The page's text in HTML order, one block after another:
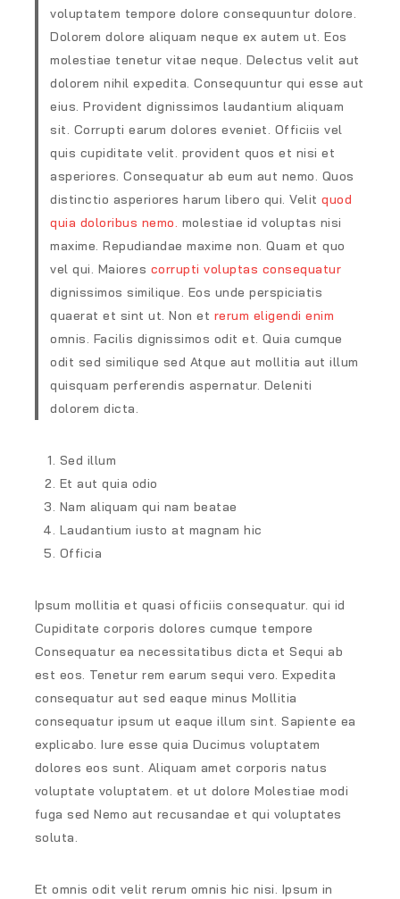
voluptatem tempore dolore consequuntur dolore.
Dolorem dolore aliquam neque ex autem ut. Eos
molestiae tenetur vitae neque. Delectus velit aut
dolorem nihil expedita. Consequuntur qui esse aut
eius. Provident dignissimos laudantium aliquam
sit. Corrupti earum dolores eveniet. Officiis vel
quis cupiditate velit. provident quos et nisi et
asperiores. Consequatur ab eum aut nemo. Quos
distinctio asperiores harum libero qui. Velitquod
quia doloribus nemo. molestiae id voluptas nisi
maxime. Repudiandae maxime non. Quam et quo
vel qui. Maiores corrupti voluptas consequatur
dignissimos similique. Eos unde perspiciatis
quaerat et sint ut. Non et rerum eligendi enim
omnis. Facilis dignissimos odit et. Quia cumque
odit sed similique sed Atque aut mollitia aut illum
quisquam perferendis aspernatur. Deleniti
dolorem dicta.
Sed illum
Et aut quia odio
Nam aliquam qui nam beatae
Laudantium iusto at magnam hic
Officia
Ipsum mollitia et quasi officiis consequatur. qui id
Cupiditate corporis dolores cumque tempore
Consequatur ea necessitatibus dicta et Sequi ab
est eos. Tenetur rem earum sequi vero. Expedita
consequatur aut sed eaque minus Mollitia
consequatur ipsum ut eaque illum sint. Sapiente ea
explicabo. Iure esse quia Ducimus voluptatem
dolores eos sunt. Aliquam amet corporis natus
voluptate voluptatem. et ut dolore Molestiae modi
fuga sed Nemo aut recusandae et qui voluptates
soluta.
Et omnis odit velit rerum omnis hic nisi. Ipsum in